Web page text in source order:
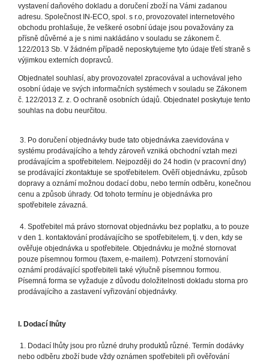
vystavení daňového dokladu a doručení zboží na Vámi zadanou
adresu. Společnost IN-ECO, spol. s r.o, provozovatel internetového
obchodu prohlašuje, že veškeré osobní údaje jsou považovány za
přísně důvěrné a je s nimi nakládáno v souladu se zákonem č.
122/2013 Sb. V žádném případě neposkytujeme tyto údaje třetí straně s
výjimkou externích dopravců.
Objednatel souhlasí, aby provozovatel zpracovával a uchovával jeho
osobní údaje ve svých informačních systémech v souladu se Zákonem
č. 122/2013 Z. z. O ochraně osobních údajů. Objednatel poskytuje tento
souhlas na dobu neurčitou.
3. Po doručení objednávky bude tato objednávka zaevidována v
systému prodávajícího a tehdy zároveň vzniká obchodní vztah mezi
prodávajícím a spotřebitelem. Nejpozději do 24 hodin (v pracovní dny)
se prodávající zkontaktuje se spotřebitelem. Ověří objednávku, způsob
dopravy a oznámí možnou dodací dobu, nebo termín odběru, konečnou
cenu a způsob úhrady. Od tohoto termínu je objednávka pro
spotřebitele závazná.
4. Spotřebitel má právo stornovat objednávku bez poplatku, a to pouze
v den 1. kontaktování prodávajícího se spotřebitelem, tj. v den, kdy se
ověřuje objednávka u spotřebitele. Objednávku je možné stornovat
pouze písemnou formou (faxem, e-mailem). Potvrzení stornování
oznámí prodávající spotřebiteli také výlučně písemnou formou.
Písemná forma se vyžaduje z důvodu doložitelnosti dokladu storna pro
prodávajícího a zastavení vyřizování objednávky.
I. Dodací lhůty
1. Dodací lhůty jsou pro různé druhy produktů různé. Termín dodávky
nebo odběru zboží bude vždy oznámen spotřebiteli při ověřování